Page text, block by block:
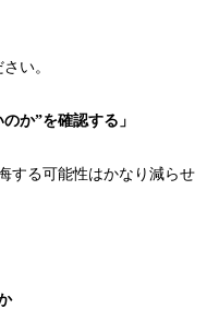
い。
か”を確認する」
する可能性はかなり減らせ